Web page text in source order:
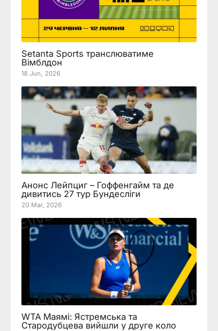
Setanta Sports транслюватиме
Вімблдон
18 Jun, 2026
Анонс Лейпциг – Гоффенгайм та де
дивитись 27 тур Бундесліги
20 Mar, 2026
WTA Маямі: Ястремська та
Стародубцева вийшли у друге коло